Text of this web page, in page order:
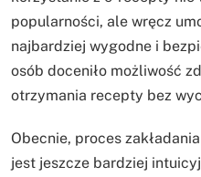
popularności, ale wręcz
najbardziej wygodne i
osób doceniło możliwość
otrzymania recepty bez
Obecnie, proces
jest jeszcze bardziej